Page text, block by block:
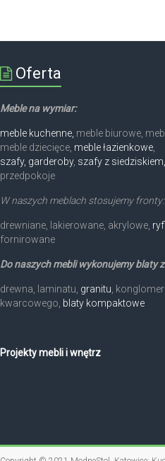
Oferta
Meble na wymiar:
meble kuchenne, meble biurowe,
meble dziecięce, meble łazienkowe
szafy, garderoby, szafy z siedziskiem,
przedpokoje
W naszych meblach stosujemy fronty:
drewniane, lakierowane, akrylowe,
fornirowane
Do naszych mebli wykonujemy blaty
drewna, laminatu, granitu ,
kwarcowego, blaty kompaktowe
Projekty mebli i wnętrz